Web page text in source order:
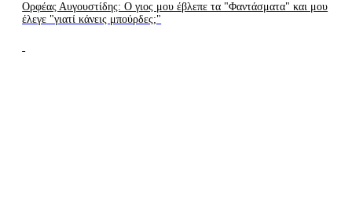
Ορφέας Αυγουστίδης: Ο γιος μου έβλεπε τα "Φαντάσματα" και μου
έλεγε "γιατί κάνεις μπούρδες;"